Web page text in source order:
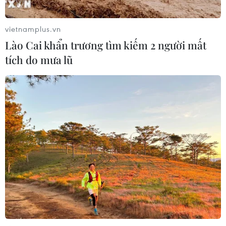
trẻ em thiệt mạng trong 300 ngày
qua
06/08/2026 22:56
phát hiện sớm nguy cơ đại dịch
06/08/2026 22:30
Tây Ban Nha: 100 người thiệt mạng
trong vụ vượt biển ồ ạt vào Ceuta
06/08/2026 16:03
Đức tuyên án chung thân đối tượng
vietnamplus.vn
Lào Cai khẩn trương tìm kiếm 2 người mất
tích do mưa lũ